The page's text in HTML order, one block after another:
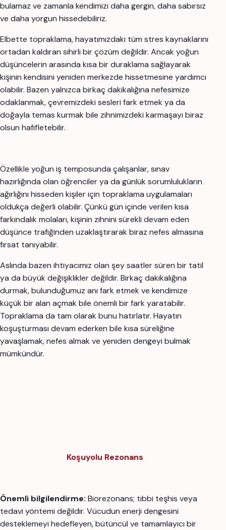
bulamaz ve zamanla kendimizi daha gergin, daha sabırsız
ve daha yorgun hissedebiliriz.
Elbette topraklama, hayatımızdaki tüm stres kaynaklarını
ortadan kaldıran sihirli bir çözüm değildir. Ancak yoğun
düşüncelerin arasında kısa bir duraklama sağlayarak
kişinin kendisini yeniden merkezde hissetmesine yardımcı
olabilir. Bazen yalnızca birkaç dakikalığına nefesimize
odaklanmak, çevremizdeki sesleri fark etmek ya da
doğayla temas kurmak bile zihnimizdeki karmaşayı biraz
olsun hafifletebilir.
Özellikle yoğun iş temposunda çalışanlar, sınav
hazırlığında olan öğrenciler ya da günlük sorumlulukların
ağırlığını hisseden kişiler için topraklama uygulamaları
oldukça değerli olabilir. Çünkü gün içinde verilen kısa
farkındalık molaları, kişinin zihnini sürekli devam eden
düşünce trafiğinden uzaklaştırarak biraz nefes almasına
fırsat tanıyabilir.
Aslında bazen ihtiyacımız olan şey saatler süren bir tatil
ya da büyük değişiklikler değildir. Birkaç dakikalığına
durmak, bulunduğumuz anı fark etmek ve kendimize
küçük bir alan açmak bile önemli bir fark yaratabilir.
Topraklama da tam olarak bunu hatırlatır. Hayatın
koşuşturması devam ederken bile kısa süreliğine
yavaşlamak, nefes almak ve yeniden dengeyi bulmak
mümkündür.
Koşuyolu Rezonans
Önemli bilgilendirme: Biorezonans; tıbbi teşhis veya
tedavi yöntemi değildir. Vücudun enerji dengesini
desteklemeyi hedefleyen, bütüncül ve tamamlayıcı bir